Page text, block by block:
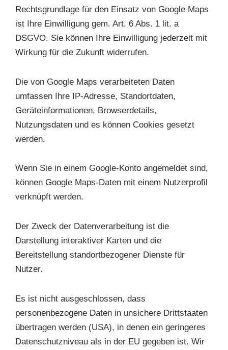
Rechtsgrundlage für den Einsatz von Google Maps
ist Ihre Einwilligung gem. Art. 6 Abs. 1 lit. a
DSGVO. Sie können Ihre Einwilligung jederzeit mit
Wirkung für die Zukunft widerrufen.
Die von Google Maps verarbeiteten Daten
umfassen Ihre IP-Adresse, Standortdaten,
Geräteinformationen, Browserdetails,
Nutzungsdaten und es können Cookies gesetzt
werden.
Wenn Sie in einem Google-Konto angemeldet sind,
können Google Maps-Daten mit einem Nutzerprofil
verknüpft werden.
Der Zweck der Datenverarbeitung ist die
Darstellung interaktiver Karten und die
Bereitstellung standortbezogener Dienste für
Nutzer.
Es ist nicht ausgeschlossen, dass
personenbezogene Daten in unsichere Drittstaaten
übertragen werden (USA), in denen ein geringeres
Datenschutzniveau als in der EU gegeben ist. Wir